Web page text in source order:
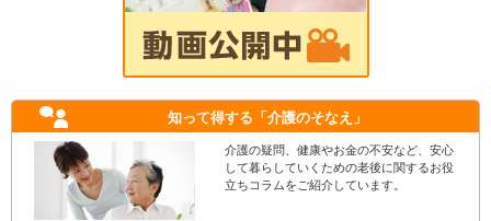
知って得する 「介護のそなえ」
介護の疑問、健康やお金の不安など、安心
して暮らしていくための老後に関するお役
立ちコラムをご紹介しています。